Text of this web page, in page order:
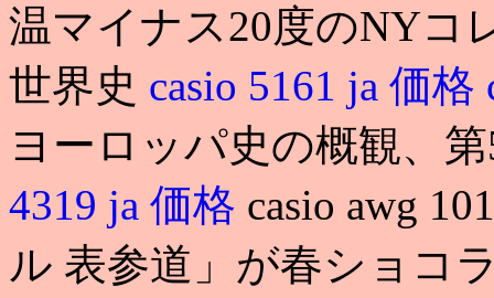
温マイナス20度のNYコ
世界史 casio 5161 ja 価格
ヨーロッパ史の概観、
4319 ja 価格 casio awg
ル 表参道」が春ショコ